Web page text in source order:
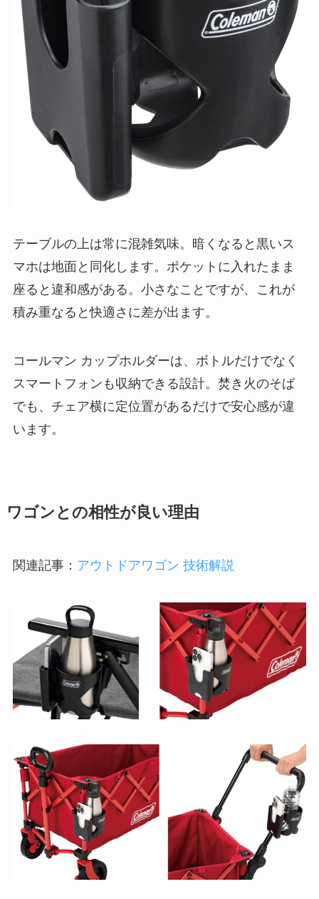
テーブルの上は常に混雑気味。暗くなると黒いス
マホは地面と同化します。ポケットに入れたまま
座ると違和感がある。小さなことですが、これが
積み重なると快適さに差が出ます。
コールマン カップホルダーは、ボトルだけでなく
スマートフォンも収納できる設計。焚き火のそば
でも、チェア横に定位置があるだけで安心感が違
います。
ワゴンとの相性が良い理由
関連記事： アウトドアワゴン 技術解説